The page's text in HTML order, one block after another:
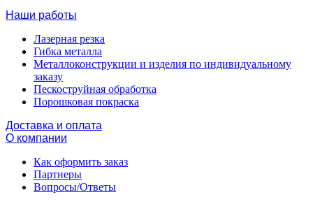
Наши работы
Лазерная резка
Гибка металла
Металлоконструкции и изделия по индивидуальному
заказу
Пескоструйная обработка
Порошковая покраска
Доставка и оплата
О компании
Как оформить заказ
Партнеры
Вопросы/Ответы